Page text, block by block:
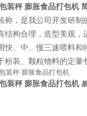
装秤 膨胀食品打包机
称，是我公司开发研
结构合理，造型美观，
快、中、慢三速喂料
粉装、颗粒物料的定量
装秤 膨胀食品打包机